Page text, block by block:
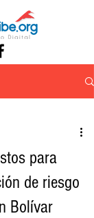
para
de riesgo
Bolívar